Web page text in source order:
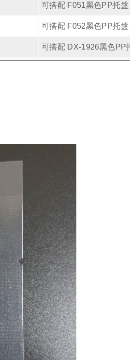
可搭配 F051黑色PP托盤
可搭配 F052黑色PP托盤
可搭配 DX-1926黑色PP